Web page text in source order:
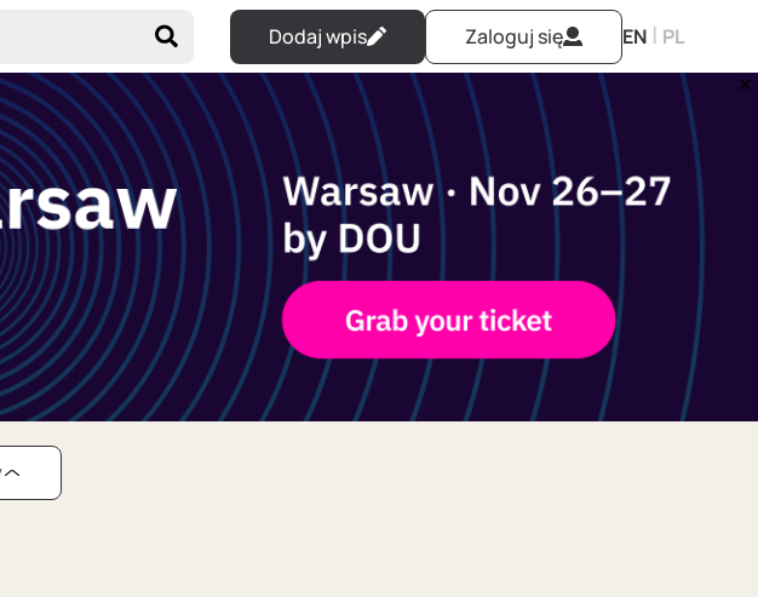
Dodaj wpis Zaloguj się EN | PL